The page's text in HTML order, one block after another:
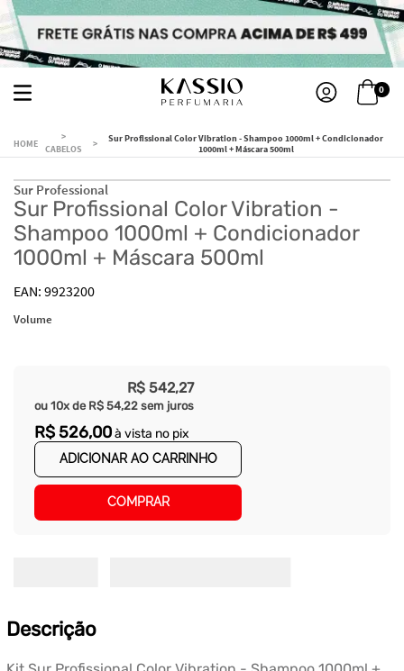
0
CABELOS
Sur Profissional Color Vibration - Shampoo 1000ml + Condicionador
1000ml + Máscara 500ml
Sur Professional
Sur Profissional Color Vibration -
Shampoo 1000ml + Condicionador
1000ml + Máscara 500ml
9923200
Volume
R$ 542,27
ou 10x de R$ 54,22 sem juros
R$526,00à vista no pix
ADICIONAR AO CARRINHO
COMPRAR
Descrição